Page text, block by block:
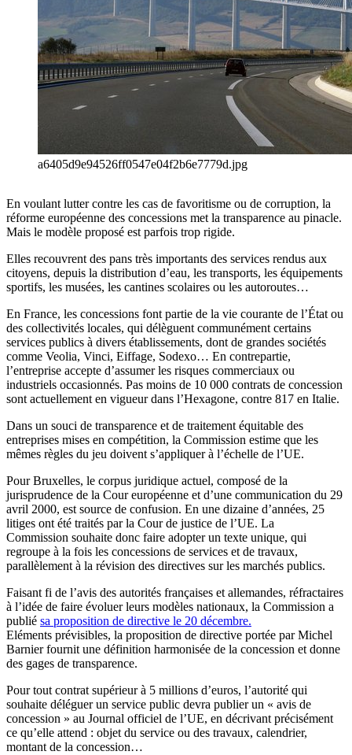
a6405d9e94526ff0547e04f2b6e7779d.jpg
En voulant lutter contre les cas de favoritisme ou de corruption, la
réforme européenne des concessions met la transparence au pinacle.
Mais le modèle proposé est parfois trop rigide.
Elles recouvrent des pans très importants des services rendus aux
citoyens, depuis la distribution d’eau, les transports, les équipements
sportifs, les musées, les cantines scolaires ou les autoroutes…
En France, les concessions font partie de la vie courante de l’État ou
des collectivités locales, qui délèguent communément certains
services publics à divers établissements, dont de grandes sociétés
comme Veolia, Vinci, Eiffage, Sodexo… En contrepartie,
l’entreprise accepte d’assumer les risques commerciaux ou
industriels occasionnés. Pas moins de 10 000 contrats de concession
sont actuellement en vigueur dans l’Hexagone, contre 817 en Italie.
Dans un souci de transparence et de traitement équitable des
entreprises mises en compétition, la Commission estime que les
mêmes règles du jeu doivent s’appliquer à l’échelle de l’UE.
Pour Bruxelles, le corpus juridique actuel, composé de la
jurisprudence de la Cour européenne et d’une communication du 29
avril 2000, est source de confusion. En une dizaine d’années, 25
litiges ont été traités par la Cour de justice de l’UE. La
Commission souhaite donc faire adopter un texte unique, qui
regroupe à la fois les concessions de services et de travaux,
parallèlement à la révision des directives sur les marchés publics.
Faisant fi de l’avis des autorités françaises et allemandes, réfractaires
à l’idée de faire évoluer leurs modèles nationaux, la Commission a
publié sa proposition de directive le 20 décembre.
Eléments prévisibles, la proposition de directive portée par Michel
Barnier fournit une définition harmonisée de la concession et donne
des gages de transparence.
Pour tout contrat supérieur à 5 millions d’euros, l’autorité qui
souhaite déléguer un service public devra publier un « avis de
concession » au Journal officiel de l’UE, en décrivant précisément
ce qu’elle attend : objet du service ou des travaux, calendrier,
montant de la concession…